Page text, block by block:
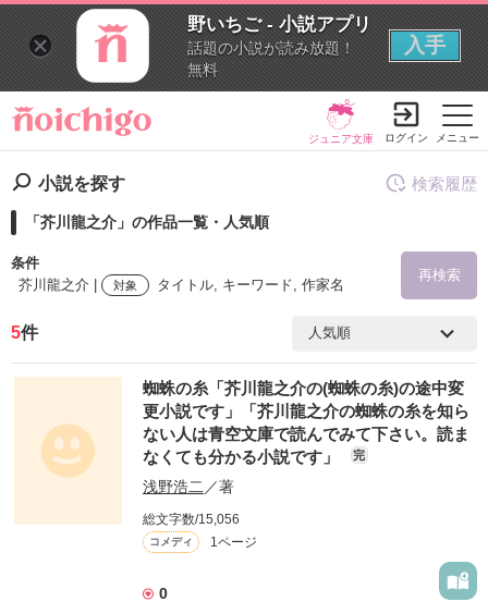
野いちご - 小説アプリ
話題の小説が読み放題！
無料
入手
メニュー
ジュニア文庫 ログイン
小説を探す
「芥川龍之介」の作品一覧・人気順
条件
芥川龍之介 |
対象 タイトル, キーワード, 作家名
再検索
検索ワード
を含む
検索履歴
5件
蜘蛛の糸「芥川龍之介の(蜘蛛の糸)の途中変
更小説です」「芥川龍之介の蜘蛛の糸を知ら
ない人は青空文庫で読んでみて下さい。読ま
なくても分かる小説です」
完
浅野浩二 ／著
総文字数/15,056
コメディ 1ページ
0